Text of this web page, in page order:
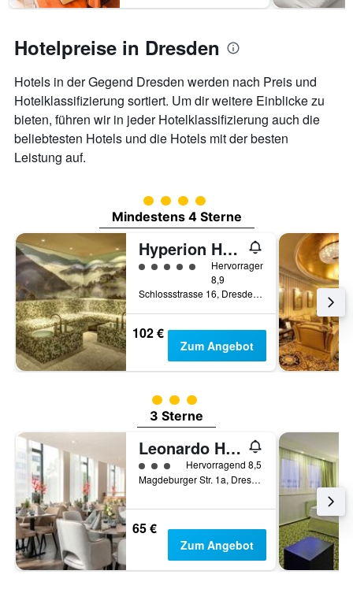
Hotelpreise in Dresden
Hotels in der Gegend Dresden werden nach Preis und
Hotelklassifizierung sortiert. Um dir weitere Einblicke zu
bieten, führen wir in jeder Hotelklassifizierung auch die
beliebtesten Hotels und die Hotels mit der besten
Leistung auf.
Bewertungskategorie 4
Mindestens 4 Sterne
Hyperion Hotel Dresden am Schloss
Bewertungskategorie 5
Hervorragend
8,9
Schlossstrasse 16, Dresden, Sachsen, Deutschland
102 €
Zum Angebot
Bewertungskategorie 3
3 Sterne
Leonardo Hotel Dresden Altstadt
Bewertungskategorie 3
Hervorragend 8,5
Magdeburger Str. 1a, Dresden, Sachsen, Deutschland
65 €
Zum Angebot